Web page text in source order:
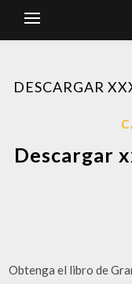
DESCARGAR
Descargar
Obtenga el libro de